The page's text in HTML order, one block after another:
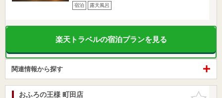
宿泊 露天風呂
楽天トラベルの宿泊プランを見る
関連情報から探す
お気に入
おふろの王様 町田店